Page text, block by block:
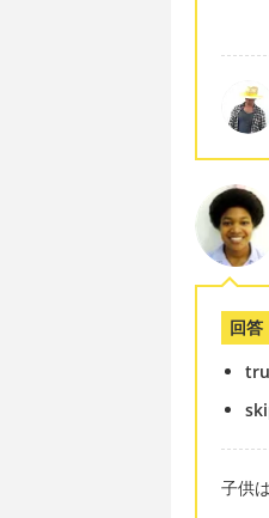
回答
子供